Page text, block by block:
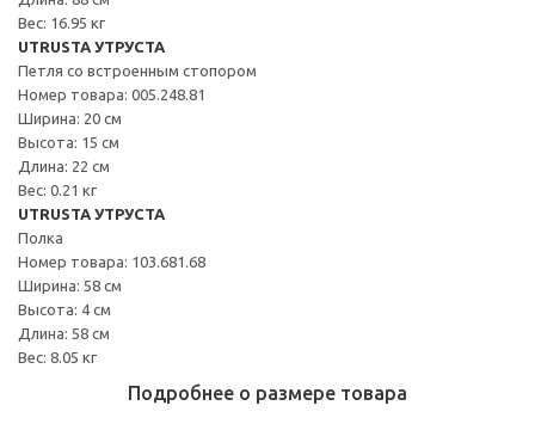
Вес: 16.95 кг
UTRUSTA УТРУСТА
Петля со встроенным стопором
Номер товара: 005.248.81
Ширина: 20 см
Высота: 15 см
Длина: 22 см
Вес: 0.21 кг
UTRUSTA УТРУСТА
Полка
Номер товара: 103.681.68
Ширина: 58 см
Высота: 4 см
Длина: 58 см
Вес: 8.05 кг
Подробнее о размере товара